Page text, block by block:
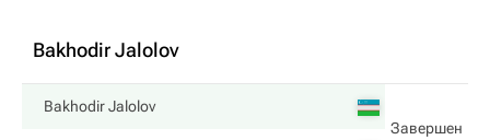
Bakhodir Jalolov
Bakhodir Jalolov
Завершен